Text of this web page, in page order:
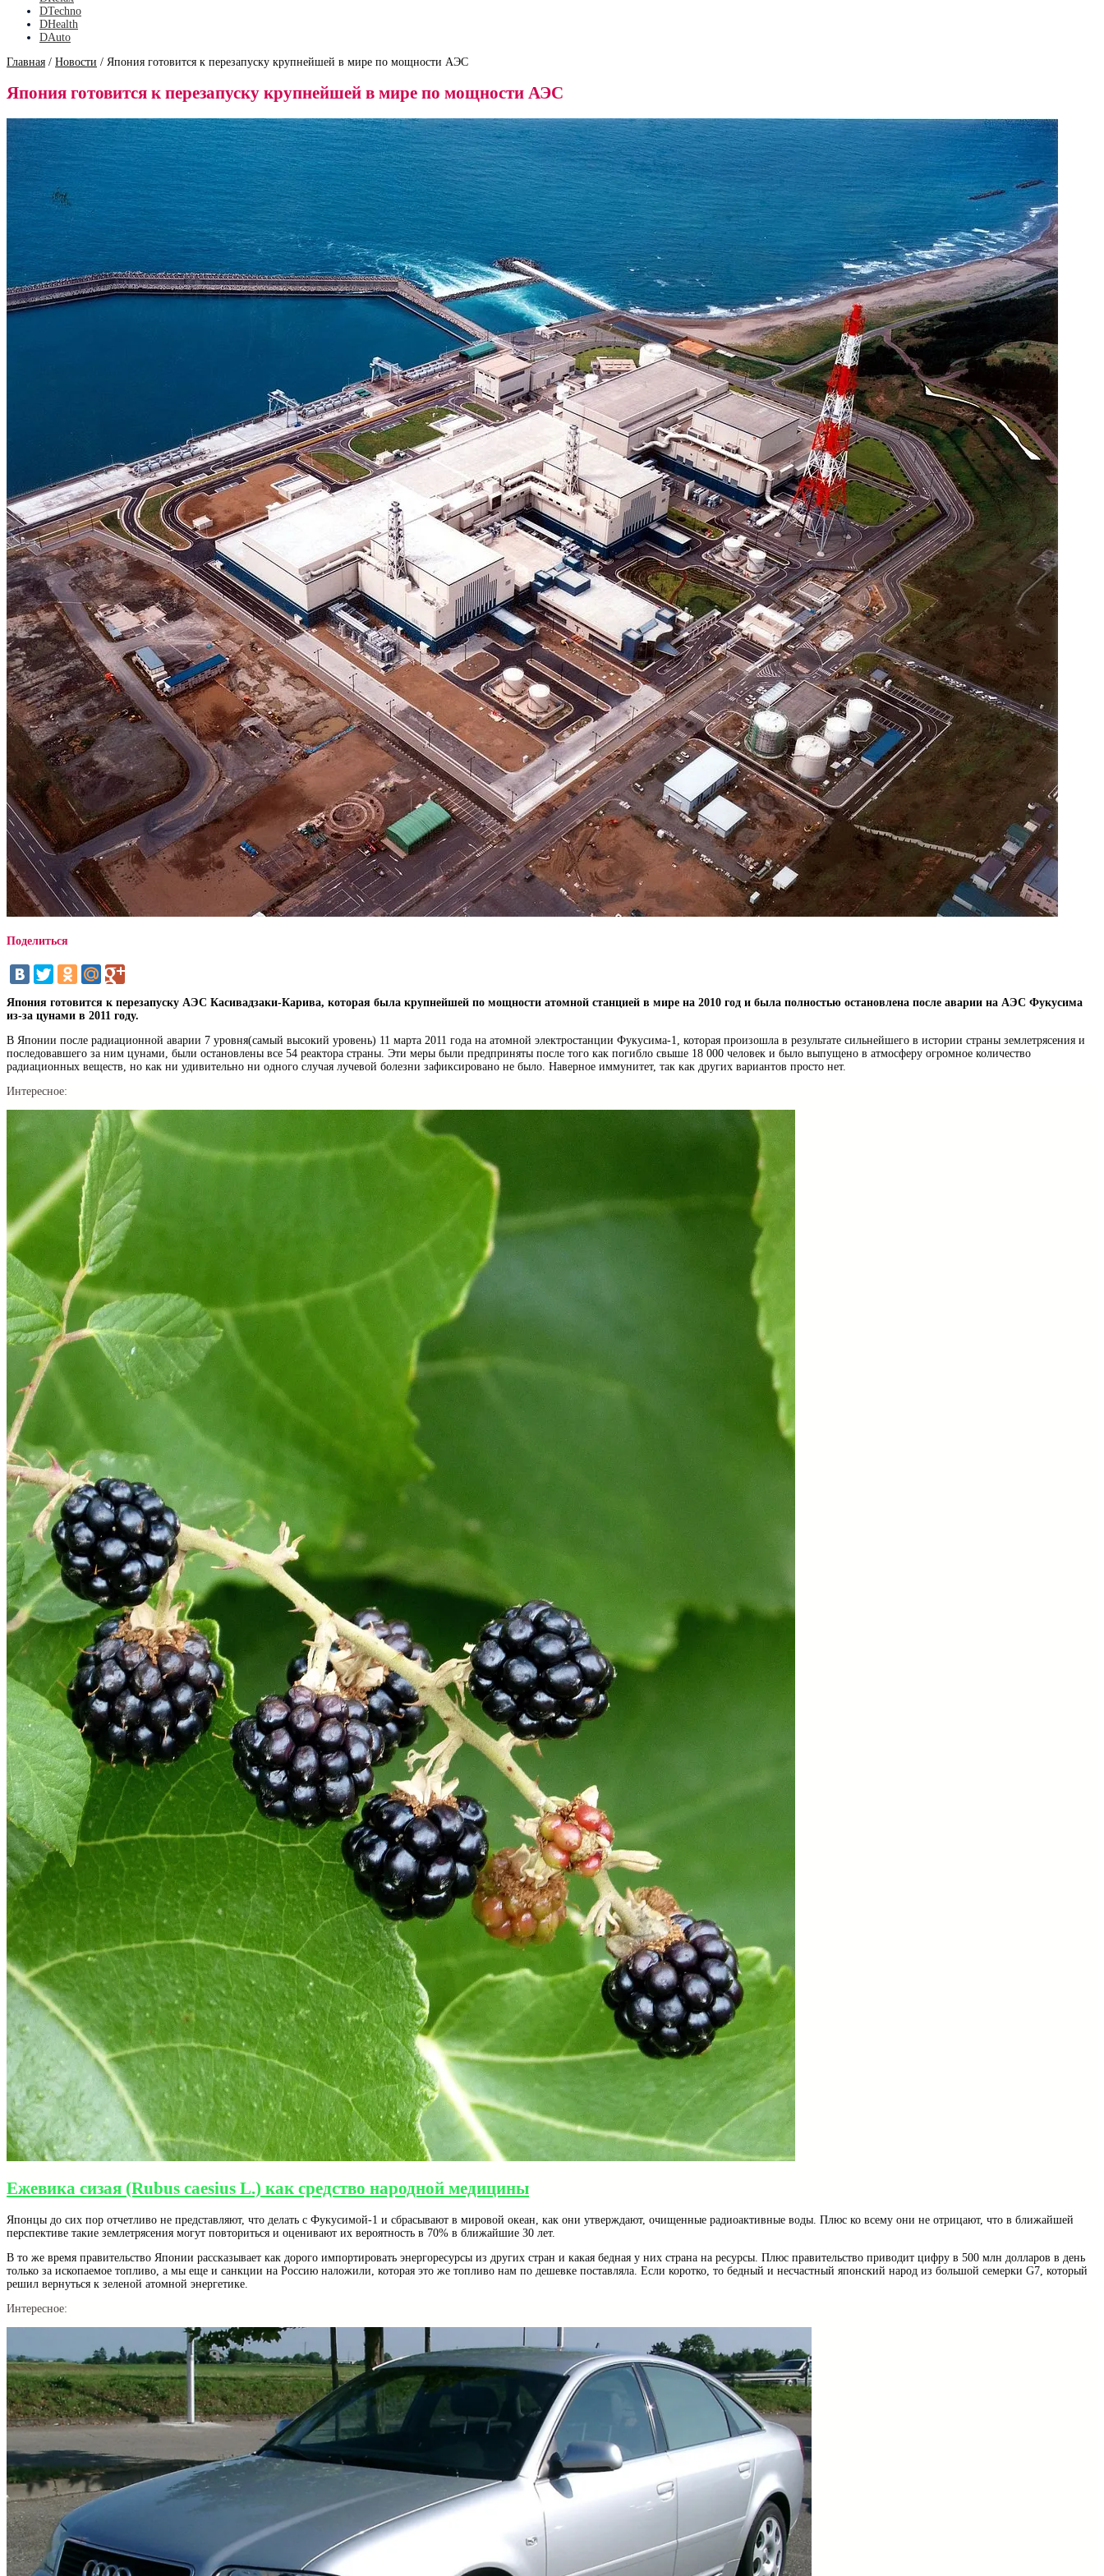
DTechno
DHealth
DAuto
Главная / Новости / Япония готовится к перезапуску крупнейшей в мире по мощности АЭС
Япония готовится к перезапуску крупнейшей в мире по мощности АЭС
Поделиться
Япония готовится к перезапуску АЭС Касивадзаки-Карива, которая была крупнейшей по мощности атомной станцией в мире на 2010 год и была полностью остановлена после аварии на АЭС Фукусима
из-за цунами в 2011 году.
В Японии после радиационной аварии 7 уровня(самый высокий уровень) 11 марта 2011 года на атомной электростанции Фукусима-1, которая произошла в результате сильнейшего в истории страны землетрясения и
последовавшего за ним цунами, были остановлены все 54 реактора страны. Эти меры были предприняты после того как погибло свыше 18 000 человек и было выпущено в атмосферу огромное количество
радиационных веществ, но как ни удивительно ни одного случая лучевой болезни зафиксировано не было. Наверное иммунитет, так как других вариантов просто нет.
Интересное:
Ежевика сизая (Rubus caesius L.) как средство народной медицины
Японцы до сих пор отчетливо не представляют, что делать с Фукусимой-1 и сбрасывают в мировой океан, как они утверждают, очищенные радиоактивные воды. Плюс ко всему они не отрицают, что в ближайшей
перспективе такие землетрясения могут повториться и оценивают их вероятность в 70% в ближайшие 30 лет.
В то же время правительство Японии рассказывает как дорого импортировать энергоресурсы из других стран и какая бедная у них страна на ресурсы. Плюс правительство приводит цифру в 500 млн долларов в день
только за ископаемое топливо, а мы еще и санкции на Россию наложили, которая это же топливо нам по дешевке поставляла. Если коротко, то бедный и несчастный японский народ из большой семерки G7, который
решил вернуться к зеленой атомной энергетике.
Интересное: